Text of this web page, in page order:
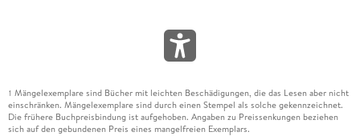
1 Mängelexemplare sind Bücher mit leichten Beschädigungen, die das Lesen aber nicht
einschränken. Mängelexemplare sind durch einen Stempel als solche gekennzeichnet.
Die frühere Buchpreisbindung ist aufgehoben. Angaben zu Preissenkungen beziehen
sich auf den gebundenen Preis eines mangelfreien Exemplars.